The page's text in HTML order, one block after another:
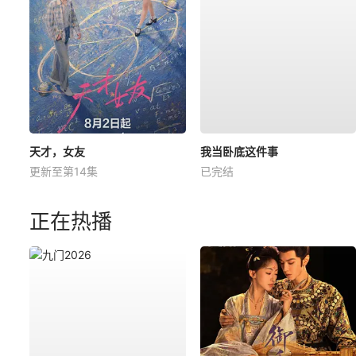
天才，女友
更新至第14集
我当卧底这件事
已完结
正在热播